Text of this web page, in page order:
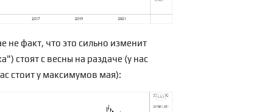
не факт, что это сильно изменит
стоят с весны на раздаче (у нас
стоит у максимумов мая):